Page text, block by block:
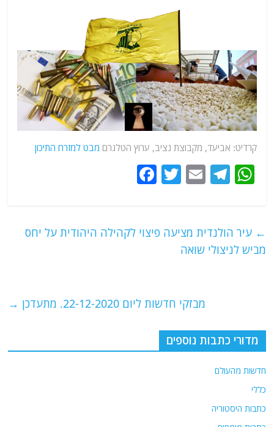
קרדיט: אביעד, מקבוצת נציב, ערוץ הטלגרם מבט למזרח התיכון
W
s
A
T
g
ra
E
l
T
er
e
k
← עיר הולנדית מציעה פיצוי לקהילה היהודית על יחס
מביש לניצולי שואה
מבזקי חדשות ליום 22-12-2020. מתעדכן →
מדורי כתבות נוספים
חדשות מהעולם
כללי
כתבות היסטוריה